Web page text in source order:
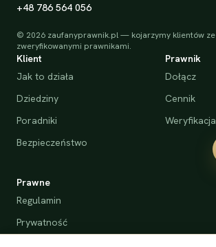
+48 786 564 056
© 2026 zaufanyprawnik.pl — kojarzymy klientów ze
zweryfikowanymi prawnikami.
Klient
Jak to działa
Dziedziny
Poradniki
Bezpieczeństwo
Prawnik
Dołącz
Cennik
Weryfikacja
Prawne
Regulamin
Prywatność